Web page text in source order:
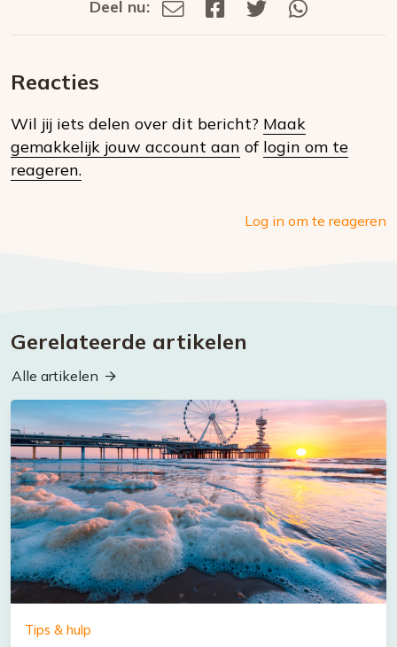
Deel
social
Deel nu:
Deel
Deel
Deel
Reacties
Wil jij iets delen over dit bericht? Maak
gemakkelijk jouw account aan of login om te
reageren.
Log in om te reageren
Gerelateerde artikelen
Alle artikelen
Tips & hulp